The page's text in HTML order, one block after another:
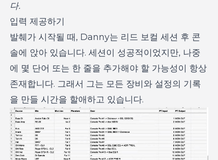
다.
입력 제공하기
발췌가 시작될 때, Danny는 리드 보컬 세션 후 콘
솔에 앉아 있습니다. 세션이 성공적이었지만, 나중
에 몇 단어 또는 한 줄을 추가해야 할 가능성이 항상
존재합니다. 그래서 그는 모든 장비와 설정의 기록
을 만들 시간을 할애하고 있습니다.